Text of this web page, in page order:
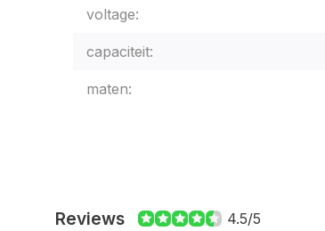
voltage:
capaciteit:
maten:
Reviews 4.5/5